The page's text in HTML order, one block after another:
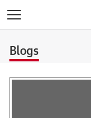
Blogs